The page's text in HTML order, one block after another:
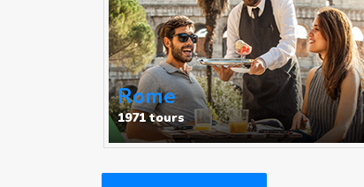
Rome
1971 tours